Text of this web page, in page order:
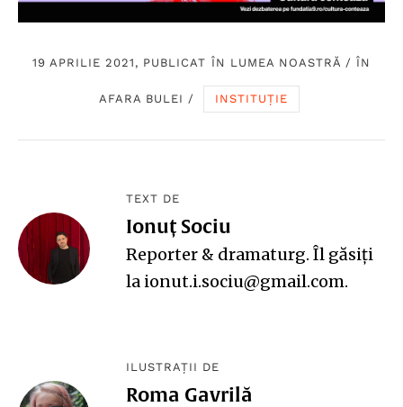
19 APRILIE 2021, PUBLICAT ÎN LUMEA NOASTRĂ /ÎN
AFARA BULEI / INSTITUȚIE
TEXT DE
Ionuț Sociu
Reporter & dramaturg. Îl găsiți
la ionut.i.sociu@gmail.com.
ILUSTRAȚII DE
Roma Gavrilă